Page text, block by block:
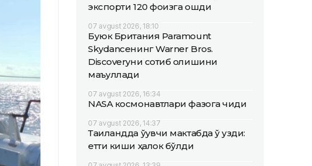
экспорти 120 фоизга ошди
07 avgust 2026, 18:10
Буюк Британия Paramount
Skydanceнинг Warner Bros.
Discoveryни сотиб олишини
маъқуллади
07 avgust 2026, 16:34
NASA космонавтлари фазога чиқди
07 avgust 2026, 14:37
Таиландда ўқувчи мактабда ўқ узди:
етти киши ҳалок бўлди